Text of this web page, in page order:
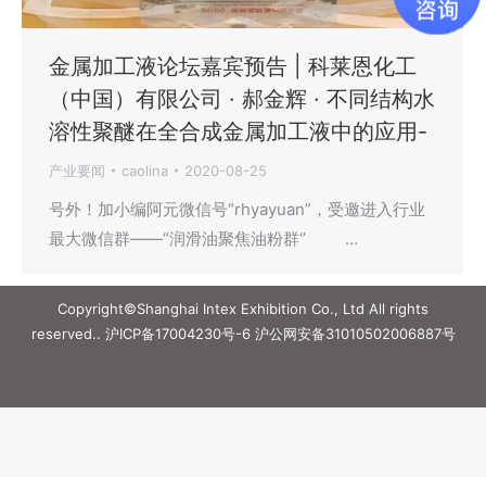
金属加工液论坛嘉宾预告 | 科莱恩化工
（中国）有限公司 · 郝金辉 · 不同结构水
溶性聚醚在全合成金属加工液中的应用-
产业要闻 caolina 2020-08-25
号外！加小编阿元微信号“rhyayuan”，受邀进入行业
最大微信群——“润滑油聚焦油粉群‘’ …
Copyright©Shanghai Intex Exhibition Co., Ltd All rights
reserved.. 沪ICP备17004230号-6沪公网安备31010502006887号